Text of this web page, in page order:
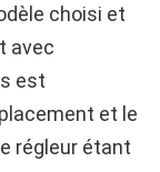
choisi et
avec
est
et le
régleur étant